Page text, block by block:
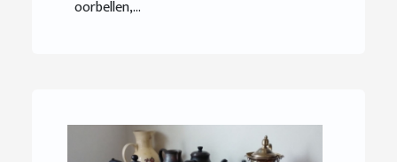
oorbellen,...